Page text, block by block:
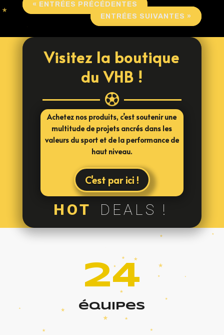
« ENTRÉES PRÉCÉDENTES
ENTRÉES SUIVANTES »
Visitez la boutique
du VHB !

Achetez nos produits, c’est soutenir une
multitude de projets ancrés dans les
valeurs du sport et de la performance de
haut niveau.
C'est par ici !
HOT DEALS !
24
équipes